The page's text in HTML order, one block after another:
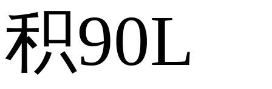
积90L